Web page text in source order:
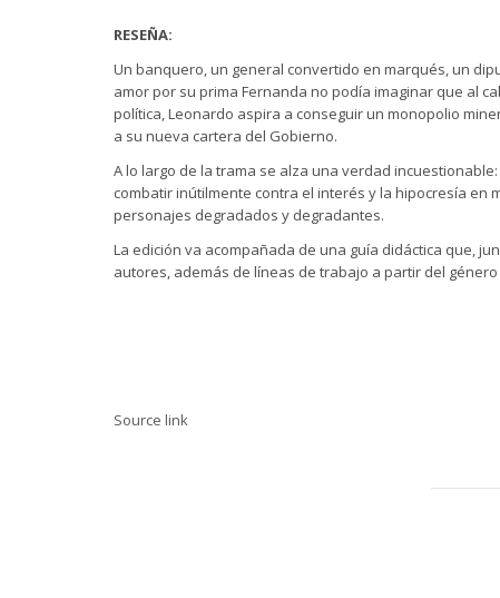
RESEÑA:
Un banquero, un general convertido en marqués, un
amor por su prima Fernanda no podía imaginar que al
política, Leonardo aspira a conseguir un monopolio
a su nueva cartera del Gobierno.
A lo largo de la trama se alza una verdad
combatir inútilmente contra el interés y la hipocresía en
personajes degradados y degradantes.
La edición va acompañada de una guía didáctica que,
autores, además de líneas de trabajo a partir del
Source link